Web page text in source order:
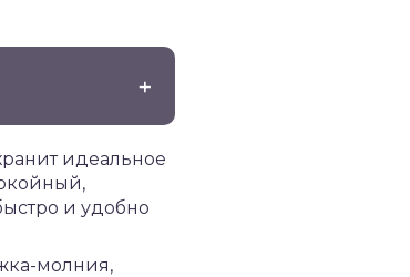
идеальное
и удобно
молния,